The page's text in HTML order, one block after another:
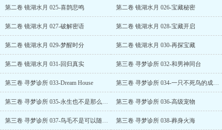
第二卷 镜湖水月 025-喜鹊悲鸣 第二卷 镜湖水月 026-宝藏秘密
第二卷 镜湖水月 027-破解密语 第二卷 镜湖水月 028-宝藏开启
第二卷 镜湖水月 029-梦醒时分 第二卷 镜湖水月 030-再探宝藏
第二卷 镜湖水月 031-回归真实 第三卷 寻梦诊所 032-和男神同台
第三卷 寻梦诊所 033-Dream House 第三卷 寻梦诊所 034-一只不死鸟的成长历程
第三卷 寻梦诊所 035-永生也不是那么好的 第三卷 寻梦诊所 036-高级宠物
第三卷 寻梦诊所 037-鸟毛不是可以随便拔的 第三卷 寻梦诊所 038-葬身火海